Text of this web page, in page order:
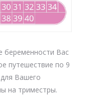
беременности Вас
путешествие по 9
Вашего
на триместры.